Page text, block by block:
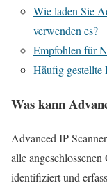
Wie laden Sie
verwenden es?
Empfohlen für
Häufig gestellte
Was kann
Advanced IP
alle
identifiziert und